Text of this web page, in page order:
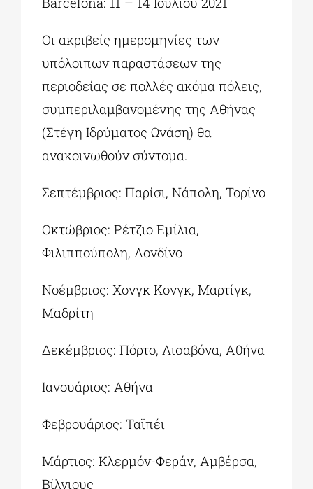
Οι ακριβείς ημερομηνίες των
υπόλοιπων παραστάσεων της
περιοδείας σε πολλές ακόμα πόλεις,
συμπεριλαμβανομένης της Αθήνας
(Στέγη Ιδρύματος Ωνάση) θα
ανακοινωθούν σύντομα.
Σεπτέμβριος: Παρίσι, Νάπολη, Τορίνο
Οκτώβριος: Ρέτζιο Εμίλια,
Φιλιππούπολη, Λονδίνο
Νοέμβριος: Χονγκ Κονγκ, Μαρτίγκ,
Μαδρίτη
Δεκέμβριος: Πόρτο, Λισαβόνα, Αθήνα
Ιανουάριος: Αθήνα
Φεβρουάριος: Ταϊπέι
Μάρτιος: Κλερμόν-Φεράν, Αμβέρσα,
Βίλνιους